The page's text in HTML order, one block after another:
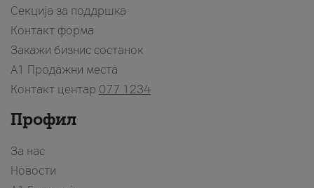
Секција за поддршка
Контакт форма
Закажи бизнис состанок
A1 Продажни места
Контакт центар 077 1234
Профил
За нас
Новости